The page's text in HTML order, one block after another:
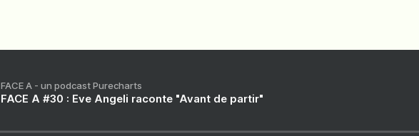
FACE A - un podcast Purecharts
FACE A #30 : Eve Angeli raconte "Avant de partir"